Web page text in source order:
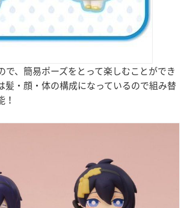
で、簡易ポーズをとって楽しむことができ
髪・顔・体の構成になっているので組み替
！